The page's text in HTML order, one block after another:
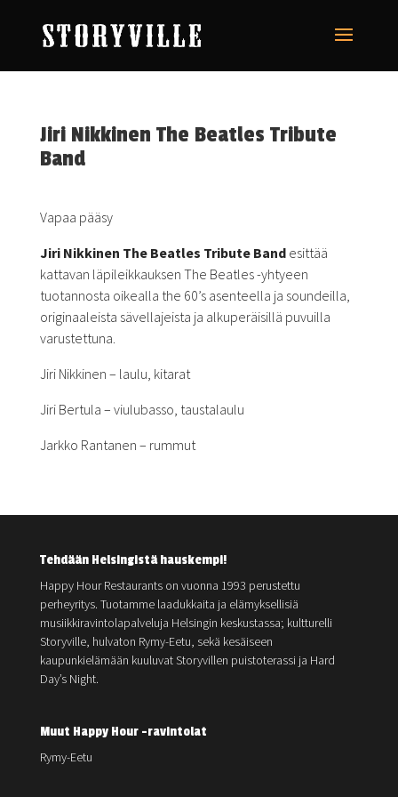
Jiri Nikkinen The Beatles Tribute
Band
Vapaa pääsy
Jiri Nikkinen The Beatles Tribute Bandesittää
kattavan läpileikkauksen The Beatles -yhtyeen
tuotannosta oikealla the 60’s asenteella ja soundeilla,
originaaleista sävellajeista ja alkuperäisillä puvuilla
varustettuna.
Jiri Nikkinen – laulu, kitarat
Jiri Bertula – viulubasso, taustalaulu
Jarkko Rantanen – rummut
Tehdään Helsingistä hauskempi!
Happy Hour Restaurants on vuonna 1993 perustettu
perheyritys. Tuotamme laadukkaita ja elämyksellisiä
musiikkiravintolapalveluja Helsingin keskustassa; kultturelli
Storyville, hulvaton Rymy-Eetu, sekä kesäiseen
kaupunkielämään kuuluvat Storyvillen puistoterassi ja Hard
Day’s Night.
Muut Happy Hour -ravintolat
Rymy-Eetu